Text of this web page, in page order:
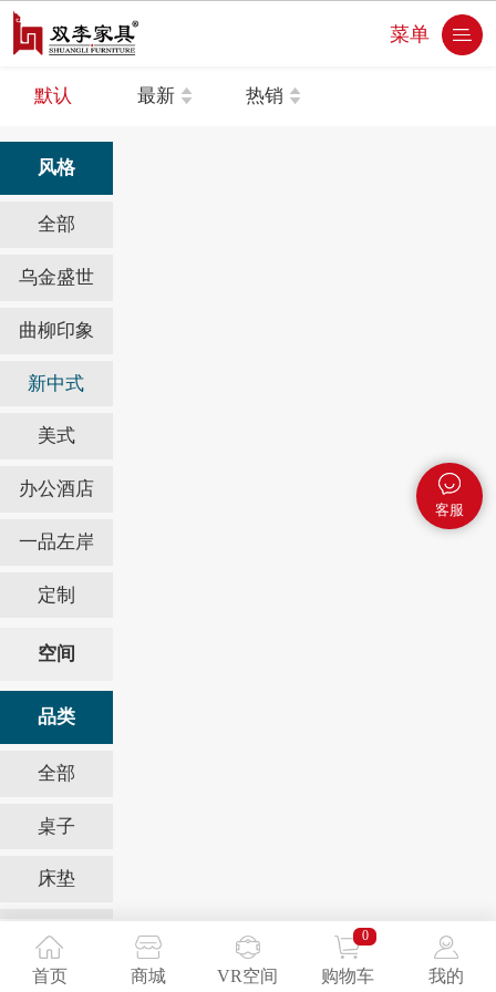
菜单
客服
默认 最新 热销
风格
全部
乌金盛世
曲柳印象
新中式
美式
办公酒店
一品左岸
定制
空间
品类
全部
桌子
床垫
梳妆台
沙发
首页 商城 VR空间
0
购物车 我的